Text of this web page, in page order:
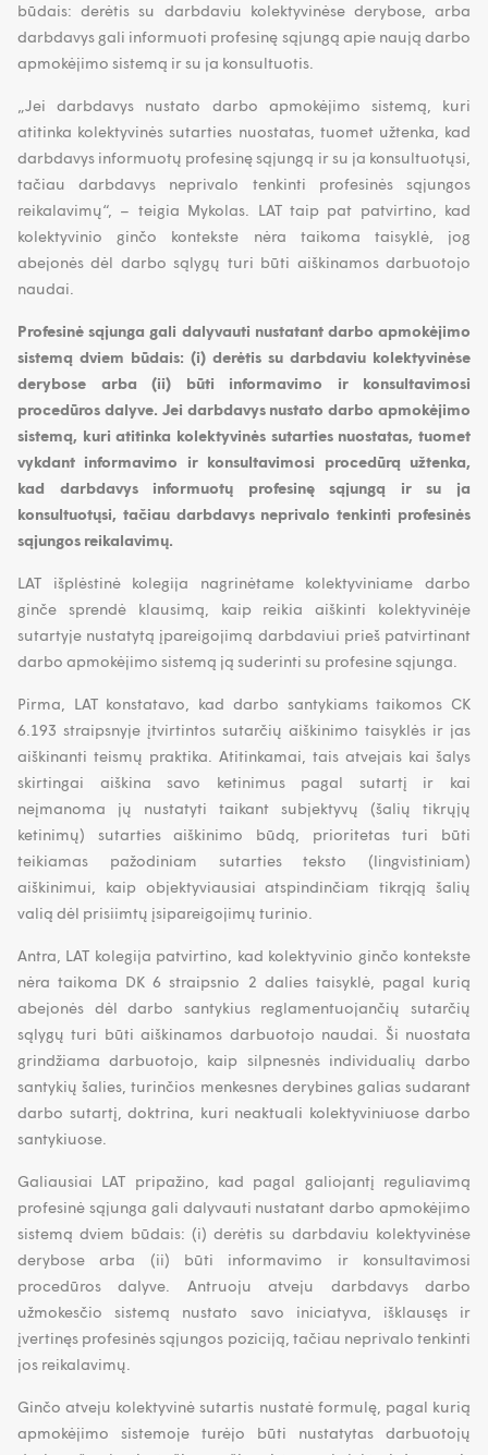
būdais: derėtis su darbdaviu kolektyvinėse derybose, arba
darbdavys gali informuoti profesinę sąjungą apie naują darbo
apmokėjimo sistemą ir su ja konsultuotis.
„Jei darbdavys nustato darbo apmokėjimo sistemą, kuri
atitinka kolektyvinės sutarties nuostatas, tuomet užtenka, kad
darbdavys informuotų profesinę sąjungą ir su ja konsultuotųsi,
tačiau darbdavys neprivalo tenkinti profesinės sąjungos
reikalavimų“, – teigia Mykolas. LAT taip pat patvirtino, kad
kolektyvinio ginčo kontekste nėra taikoma taisyklė, jog
abejonės dėl darbo sąlygų turi būti aiškinamos darbuotojo
naudai.
Profesinė sąjunga gali dalyvauti nustatant darbo apmokėjimo
sistemą dviem būdais: (i) derėtis su darbdaviu kolektyvinėse
derybose arba (ii) būti informavimo ir konsultavimosi
procedūros dalyve. Jei darbdavys nustato darbo apmokėjimo
sistemą, kuri atitinka kolektyvinės sutarties nuostatas, tuomet
vykdant informavimo ir konsultavimosi procedūrą užtenka,
kad darbdavys informuotų profesinę sąjungą ir su ja
konsultuotųsi, tačiau darbdavys neprivalo tenkinti profesinės
sąjungos reikalavimų.
LAT išplėstinė kolegija nagrinėtame kolektyviniame darbo
ginče sprendė klausimą, kaip reikia aiškinti kolektyvinėje
sutartyje nustatytą įpareigojimą darbdaviui prieš patvirtinant
darbo apmokėjimo sistemą ją suderinti su profesine sąjunga.
Pirma, LAT konstatavo, kad darbo santykiams taikomos CK
6.193 straipsnyje įtvirtintos sutarčių aiškinimo taisyklės ir jas
aiškinanti teismų praktika. Atitinkamai, tais atvejais kai šalys
skirtingai aiškina savo ketinimus pagal sutartį ir kai
neįmanoma jų nustatyti taikant subjektyvų (šalių tikrųjų
ketinimų) sutarties aiškinimo būdą, prioritetas turi būti
teikiamas pažodiniam sutarties teksto (lingvistiniam)
aiškinimui, kaip objektyviausiai atspindinčiam tikrąją šalių
valią dėl prisiimtų įsipareigojimų turinio.
Antra, LAT kolegija patvirtino, kad kolektyvinio ginčo kontekste
nėra taikoma DK 6 straipsnio 2 dalies taisyklė, pagal kurią
abejonės dėl darbo santykius reglamentuojančių sutarčių
sąlygų turi būti aiškinamos darbuotojo naudai. Ši nuostata
grindžiama darbuotojo, kaip silpnesnės individualių darbo
santykių šalies, turinčios menkesnes derybines galias sudarant
darbo sutartį, doktrina, kuri neaktuali kolektyviniuose darbo
santykiuose.
Galiausiai LAT pripažino, kad pagal galiojantį reguliavimą
profesinė sąjunga gali dalyvauti nustatant darbo apmokėjimo
sistemą dviem būdais: (i) derėtis su darbdaviu kolektyvinėse
derybose arba (ii) būti informavimo ir konsultavimosi
procedūros dalyve. Antruoju atveju darbdavys darbo
užmokesčio sistemą nustato savo iniciatyva, išklausęs ir
įvertinęs profesinės sąjungos poziciją, tačiau neprivalo tenkinti
jos reikalavimų.
Ginčo atveju kolektyvinė sutartis nustatė formulę, pagal kurią
apmokėjimo sistemoje turėjo būti nustatytas darbuotojų